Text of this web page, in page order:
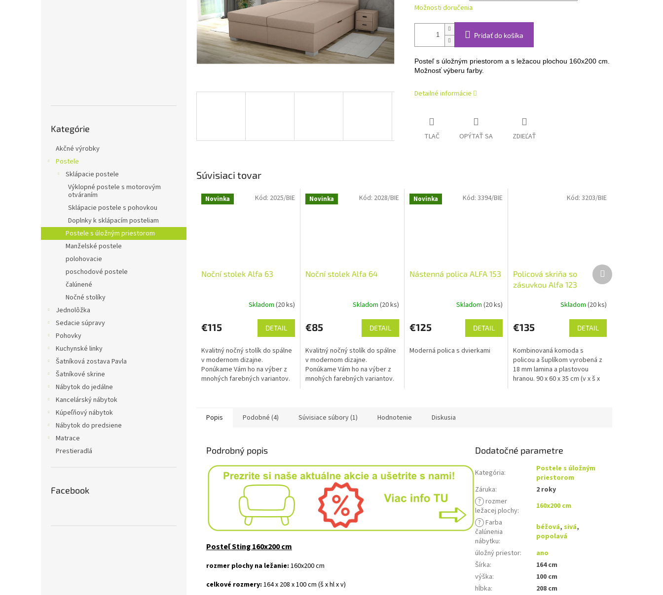
kategórie
Kategórie
Akčné výrobky
Postele
Sklápacie postele
Výklopné postele s motorovým
otváraním
Sklápacie postele s pohovkou
Doplnky k sklápacím posteliam
Postele s úložným priestorom
Manželské postele
polohovacie
poschodové postele
čalúnené
Nočné stolíky
Jednolôžka
Sedacie súpravy
Pohovky
Kuchynské linky
Šatníková zostava Pavla
Šatníkové skrine
Nábytok do jedálne
Kancelárský nábytok
Kúpeľňový nábytok
Nábytok do predsiene
Matrace
Prestieradlá
Facebook
Možnosti doručenia
Pridať do košíka
Posteľ s úložným priestorom a s ležacou plochou 160x200 cm.
Možnosť výberu farby.
Detailné informácie
TLAČ OPÝTAŤ SA ZDIEĽAŤ
Súvisiaci tovar
Novinka
Noční stolek Alfa 63
Skladom (20 ks)
€115 DETAIL
Kvalitný nočný stolík do spálne
v modernom dizajne.
Ponúkame Vám ho na výber z
mnohých farebných variantov.
Kód: 2025/BIE Novinka
Noční stolek Alfa 64
Skladom (20 ks)
€85 DETAIL
Kvalitný nočný stolík do spálne
v modernom dizajne.
Ponúkame Vám ho na výber z
mnohých farebných variantov.
Kód: 2028/BIE Novinka
Nástenná polica ALFA 153
Skladom(20 ks)
€125 DETAIL
Moderná polica s dvierkami
Kód:3394/BIE
Policová skriňa so
zásuvkou Alfa 123
Skladom (20 ks)
€135 DETAIL
Kombinovaná komoda s
policou a šuplíkom vyrobená z
18 mm lamina a plastovou
hranou. 90 x 60 x 35 cm (v x š x
Kód: 3203/BIE
Ďalší
produkt
Popis Podobné (4) Súvisiace súbory (1) Hodnotenie Diskusia
Podrobný popis
Posteľ Sting 160x200 cm
rozmer plochy na ležanie: 160x200 cm
celkové rozmery: 164 x 208 x 100 cm (š x hl x v)
Dodatočné parametre
Kategória:
Postele s úložným
priestorom
Záruka:
2 roky
? rozmer
ležacej plochy:
160x200 cm
? Farba
čalúnenia
nábytku:
béžová,sivá,
popolavá
úložný priestor:
ano
Šírka:
164 cm
výška:
100 cm
hĺbka:
208 cm